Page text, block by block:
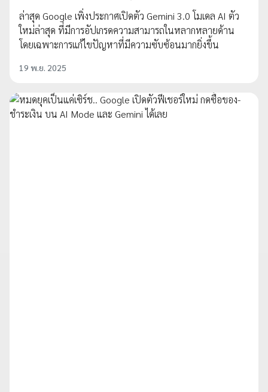
ล่าสุด Google เพิ่งประกาศเปิดตัว Gemini 3.0 โมเดล AI ตัว
ใหม่ล่าสุด ที่มีการอัปเกรดความสามารถในหลากหลายด้าน
โดยเฉพาะการแก้ไขปัญหาที่มีความซับซ้อนมากยิ่งขึ้น
19 พ.ย. 2025